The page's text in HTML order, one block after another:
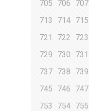
705
706 707
713
714 715
721
722 723
729
730 731
737 738 739
745
746 747
753
754 755